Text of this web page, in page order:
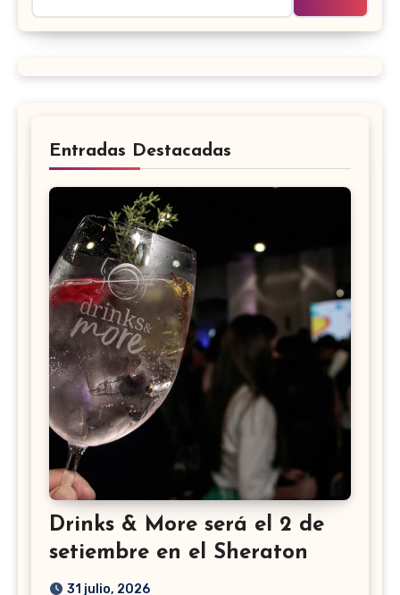
Entradas Destacadas
Drinks & More será el 2 de
setiembre en el Sheraton
31 julio, 2026